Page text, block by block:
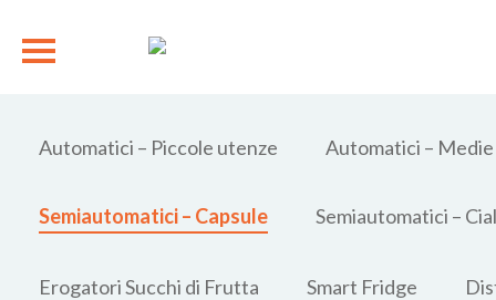
Automatici – Piccole utenze Automatici –
Semiautomatici – Capsule Semiautomatici –
Erogatori Succhi di Frutta Smart Fridge